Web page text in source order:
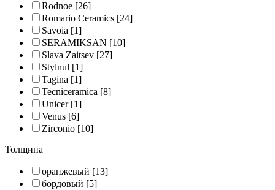
Rodnoe [26]
Romario Ceramics [24]
Savoia [1]
SERAMIKSAN [10]
Slava Zaitsev [27]
Stylnul [1]
Tagina [1]
Tecniceramica [8]
Unicer[1]
Venus [6]
Zirconio [10]
Толщина
оранжевый [13]
бордовый [5]